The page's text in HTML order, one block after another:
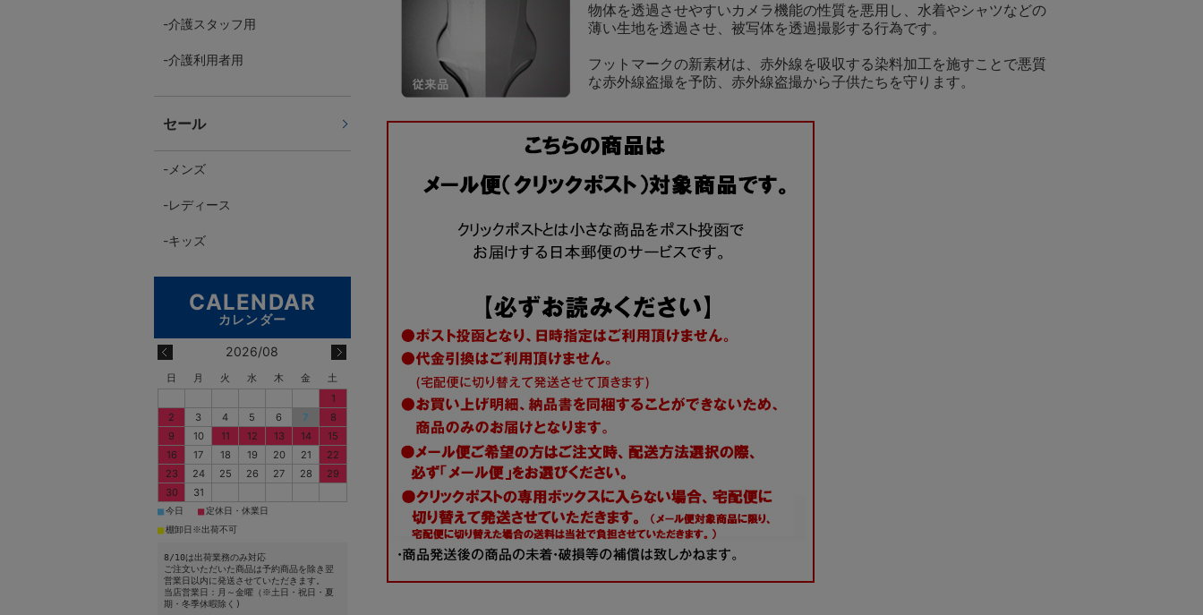
物体を透過させやすいカメラ機能の性質を悪用し、水着やシャツなどの
薄い生地を透過させ、被写体を透過撮影する行為です。
フットマークの新素材は、赤外線を吸収する染料加工を施すことで悪質
な赤外線盗撮を予防、赤外線盗撮から子供たちを守ります。
介護スタッフ用
介護利用者用
セール
メンズ
レディース
キッズ
2026/08
日 月 火 水 木 金
土
1
2
3 4 5 6 7
8
9
10 11 12 13 14
15
16
17 18 19 20 21
22
23
24 25 26 27 28
29
30
31
■ 今日 ■ 定休日・休業日
■棚卸日※出荷不可
8/10は出荷業務のみ対応
ご注文いただいた商品は予約商品を除き翌
営業日以内に発送させていただきます。
当店営業日：月～金曜（※土日・祝日・夏
期・冬季休暇除く)